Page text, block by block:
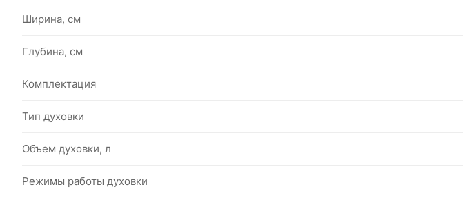
Ширина, см
Глубина, см
Комплектация
Тип духовки
Объем духовки, л
Режимы работы духовки